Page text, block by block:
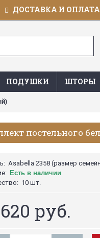
ДОСТАВКА И ОПЛАТА
ПОДУШКИ ШТОРЫ
постельного
Asabella 2358 (размер
Есть в наличии
10 шт.
руб.